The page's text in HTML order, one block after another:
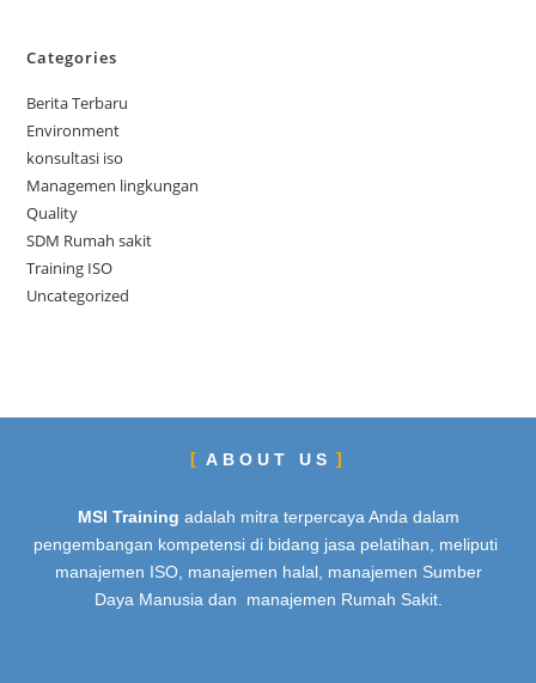
Categories
Berita Terbaru
Environment
konsultasi iso
Managemen lingkungan
Quality
SDM Rumah sakit
Training ISO
Uncategorized
ABOUT US
MSI Training adalah mitra terpercaya Anda dalam
pengembangan kompetensi di bidang jasa pelatihan, meliputi
manajemen ISO, manajemen halal, manajemen Sumber
Daya Manusia dan manajemen Rumah Sakit.